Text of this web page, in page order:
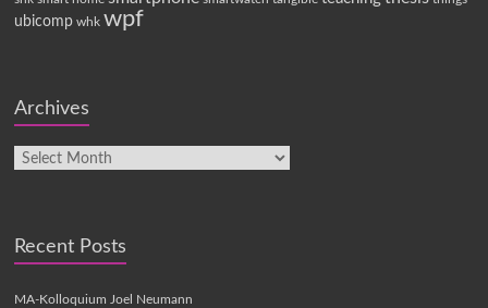
ubicomp whk wpf
Archives
Recent Posts
MA-Kolloquium Joel Neumann